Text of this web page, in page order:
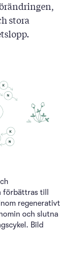
stora
förbättras till
regenerativt
och slutna
Bild